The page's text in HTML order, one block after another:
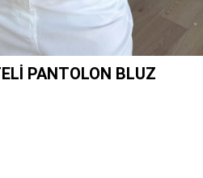
PANTOLON BLUZ